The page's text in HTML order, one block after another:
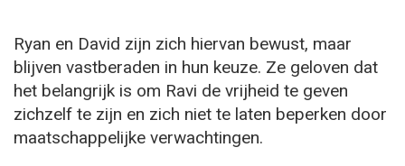
Ryan en David zijn zich hiervan bewust, maar
blijven vastberaden in hun keuze. Ze geloven dat
het belangrijk is om Ravi de vrijheid te geven
zichzelf te zijn en zich niet te laten beperken door
maatschappelijke verwachtingen.